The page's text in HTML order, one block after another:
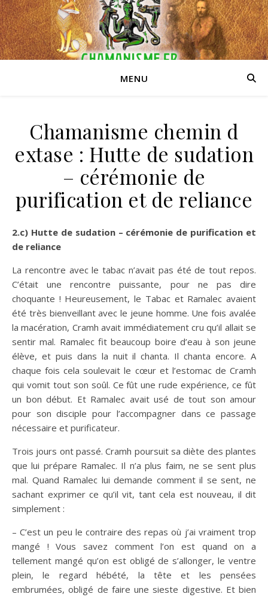
MENU
Chamanisme chemin d
extase : Hutte de sudation
– cérémonie de
purification et de reliance
2.c) Hutte de sudation – cérémonie de purification et
de reliance
La rencontre avec le tabac n’avait pas été de tout repos.
C’était une rencontre puissante, pour ne pas dire
choquante ! Heureusement, le Tabac et Ramalec avaient
été très bienveillant avec le jeune homme. Une fois avalée
la macération, Cramh avait immédiatement cru qu’il allait se
sentir mal. Ramalec fit beaucoup boire d’eau à son jeune
élève, et puis dans la nuit il chanta. Il chanta encore. A
chaque fois cela soulevait le cœur et l’estomac de Cramh
qui vomit tout son soûl. Ce fût une rude expérience, ce fût
un bon début. Et Ramalec avait usé de tout son amour
pour son disciple pour l’accompagner dans ce passage
nécessaire et purificateur.
Trois jours ont passé. Cramh poursuit sa diète des plantes
que lui prépare Ramalec. Il n’a plus faim, ne se sent plus
mal. Quand Ramalec lui demande comment il se sent, ne
sachant exprimer ce qu’il vit, tant cela est nouveau, il dit
simplement :
– C’est un peu le contraire des repas où j’ai vraiment trop
mangé ! Vous savez comment l’on est quand on a
tellement mangé qu’on est obligé de s’allonger, le ventre
plein, le regard hébété, la tête et les pensées
embrumées, obligé de faire une sieste digestive. Et bien